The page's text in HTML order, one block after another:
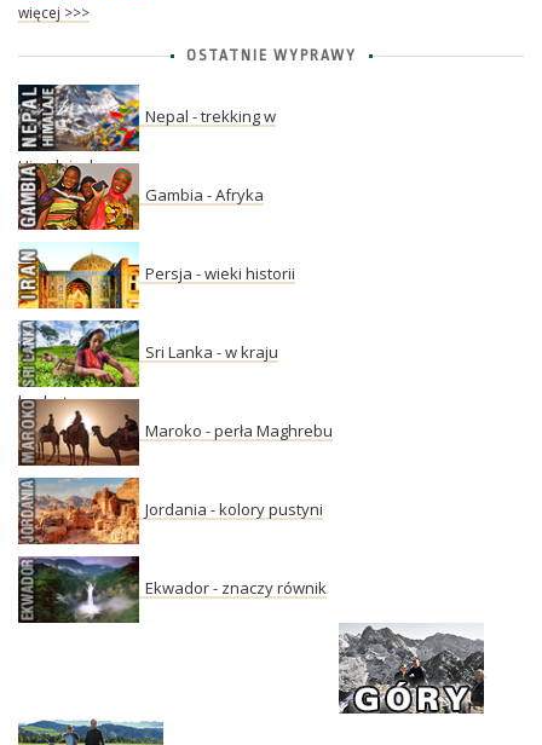
więcej >>>
OSTATNIE WYPRAWY
Nepal - trekking w
Himalajach
Gambia - Afryka
Persja - wieki historii
Sri Lanka - w kraju
herbaty
Maroko - perła Maghrebu
Jordania - kolory pustyni
Ekwador - znaczy równik